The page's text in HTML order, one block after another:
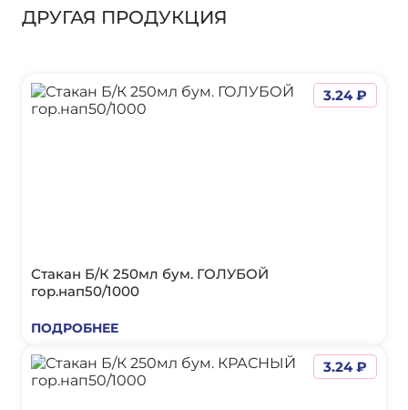
ДРУГАЯ ПРОДУКЦИЯ
Стакан Б/К 250мл бум. ГОЛУБОЙ
гор.нап50/1000
ПОДРОБНЕЕ
3.24 ₽
3.24 ₽